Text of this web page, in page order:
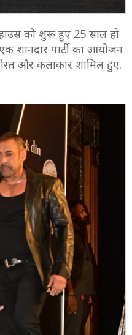
को शुरू हुए 25 साल हो
शानदार पार्टी का आयोजन
और कलाकार शामिल हुए.